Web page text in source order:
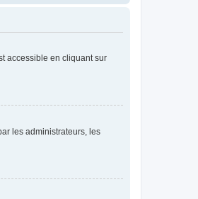
accessible en cliquant sur
les administrateurs, les